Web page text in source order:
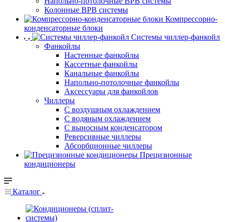
Колонные ВРВ системы
Компрессорно-
конденсаторные блоки
Системы чиллер-фанкойл
Фанкойлы
Настенные фанкойлы
Кассетные фанкойлы
Канальные фанкойлы
Напольно-потолочные фанкойлы
Аксессуары для фанкойлов
Чиллеры
С воздушным охлаждением
С водяным охлаждением
С выносным конденсатором
Реверсивные чиллеры
Абсорбционные чиллеры
Прецизионные
кондиционеры
Каталог